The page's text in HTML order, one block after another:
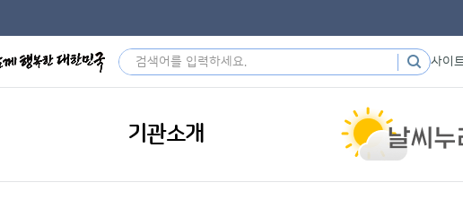
사이
기관소개